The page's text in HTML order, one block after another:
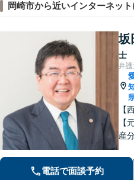
岡崎市から近いインターネッ
坂
士
弁
【
【
産
税
未
電話で面談予約